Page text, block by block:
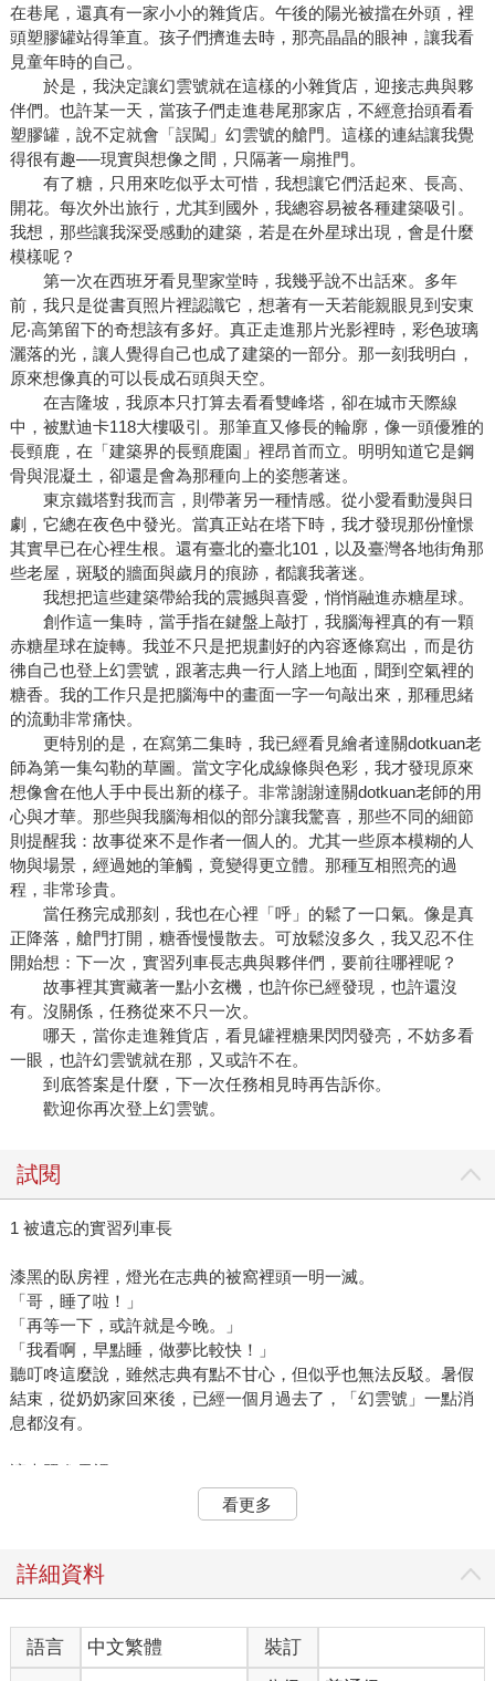
在巷尾，還真有一家小小的雜貨店。午後的陽光被擋在外頭，裡
頭塑膠罐站得筆直。孩子們擠進去時，那亮晶晶的眼神，讓我看
見童年時的自己。
於是，我決定讓幻雲號就在這樣的小雜貨店，迎接志典與夥
伴們。也許某一天，當孩子們走進巷尾那家店，不經意抬頭看看
塑膠罐，說不定就會「誤闖」幻雲號的艙門。這樣的連結讓我覺
得很有趣──現實與想像之間，只隔著一扇推門。
有了糖，只用來吃似乎太可惜，我想讓它們活起來、長高、
開花。每次外出旅行，尤其到國外，我總容易被各種建築吸引。
我想，那些讓我深受感動的建築，若是在外星球出現，會是什麼
模樣呢？
第一次在西班牙看見聖家堂時，我幾乎說不出話來。多年
前，我只是從書頁照片裡認識它，想著有一天若能親眼見到安東
尼‧高第留下的奇想該有多好。真正走進那片光影裡時，彩色玻璃
灑落的光，讓人覺得自己也成了建築的一部分。那一刻我明白，
原來想像真的可以長成石頭與天空。
在吉隆坡，我原本只打算去看看雙峰塔，卻在城市天際線
中，被默迪卡118大樓吸引。那筆直又修長的輪廓，像一頭優雅的
長頸鹿，在「建築界的長頸鹿園」裡昂首而立。明明知道它是鋼
骨與混凝土，卻還是會為那種向上的姿態著迷。
東京鐵塔對我而言，則帶著另一種情感。從小愛看動漫與日
劇，它總在夜色中發光。當真正站在塔下時，我才發現那份憧憬
其實早已在心裡生根。還有臺北的臺北101，以及臺灣各地街角那
些老屋，斑駁的牆面與歲月的痕跡，都讓我著迷。
我想把這些建築帶給我的震撼與喜愛，悄悄融進赤糖星球。
創作這一集時，當手指在鍵盤上敲打，我腦海裡真的有一顆
赤糖星球在旋轉。我並不只是把規劃好的內容逐條寫出，而是彷
彿自己也登上幻雲號，跟著志典一行人踏上地面，聞到空氣裡的
糖香。我的工作只是把腦海中的畫面一字一句敲出來，那種思緒
的流動非常痛快。
更特別的是，在寫第二集時，我已經看見繪者達關dotkuan老
師為第一集勾勒的草圖。當文字化成線條與色彩，我才發現原來
想像會在他人手中長出新的樣子。非常謝謝達關dotkuan老師的用
心與才華。那些與我腦海相似的部分讓我驚喜，那些不同的細節
則提醒我：故事從來不是作者一個人的。尤其一些原本模糊的人
物與場景，經過她的筆觸，竟變得更立體。那種互相照亮的過
程，非常珍貴。
當任務完成那刻，我也在心裡「呼」的鬆了一口氣。像是真
正降落，艙門打開，糖香慢慢散去。可放鬆沒多久，我又忍不住
開始想：下一次，實習列車長志典與夥伴們，要前往哪裡呢？
故事裡其實藏著一點小玄機，也許你已經發現，也許還沒
有。沒關係，任務從來不只一次。
哪天，當你走進雜貨店，看見罐裡糖果閃閃發亮，不妨多看
一眼，也許幻雲號就在那，又或許不在。
到底答案是什麼，下一次任務相見時再告訴你。
歡迎你再次登上幻雲號。
試閱
1 被遺忘的實習列車長
漆黑的臥房裡，燈光在志典的被窩裡頭一明一滅。
「哥，睡了啦！」
「再等一下，或許就是今晚。」
「我看啊，早點睡，做夢比較快！」
聽叮咚這麼說，雖然志典有點不甘心，但似乎也無法反駁。暑假
結束，從奶奶家回來後，已經一個月過去了，「幻雲號」一點消
息都沒有。
讓光照進雲裡。
離開幻雲號前，芭希列車長的那句話清晰得彷彿還在耳邊。但志
然沒有任何動靜，更別說要聯絡上芭希。
翼的脫下左手腕上的手錶，放在床頭櫃上。
自從得到這只實習列車長專用的手錶，志典像是入手絕世珍寶，
看更多
詳細資料
語言 中文繁體
裝訂